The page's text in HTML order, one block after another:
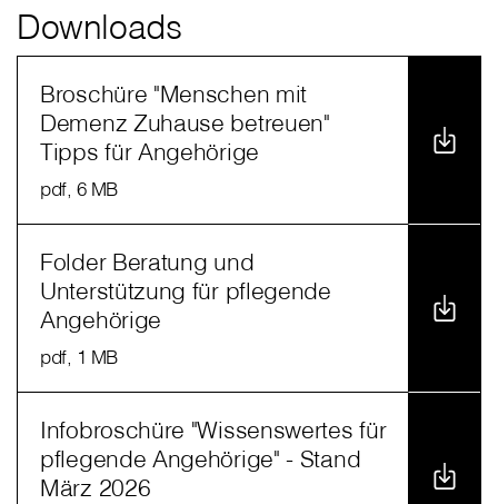
Downloads
Broschüre "Menschen mit
Demenz Zuhause betreuen"
Tipps für Angehörige
pdf, 6 MB
Folder Beratung und
Unterstützung für pflegende
Angehörige
pdf, 1 MB
Infobroschüre "Wissenswertes für
pflegende Angehörige" - Stand
März 2026